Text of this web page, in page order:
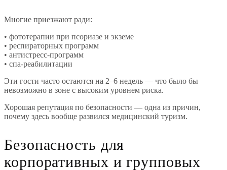
Многие приезжают ради:
• фототерапии при псориазе и экземе
• респираторных программ
• антистресс-программ
• спа-реабилитации
Эти гости часто остаются на 2–6 недель — что было бы
невозможно в зоне с высоким уровнем риска.
Хорошая репутация по безопасности — одна из причин,
почему здесь вообще развился медицинский туризм.
Безопасность для
корпоративных и групповых